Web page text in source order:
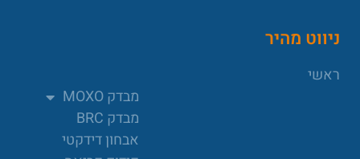
ניווט מהיר
ראשי
מבדק MOXO
מבדק BRC
אבחון דידקטי